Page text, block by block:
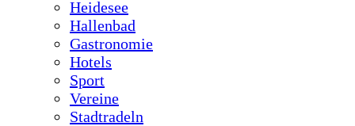
Heidesee
Hallenbad
Gastronomie
Hotels
Sport
Vereine
Stadtradeln